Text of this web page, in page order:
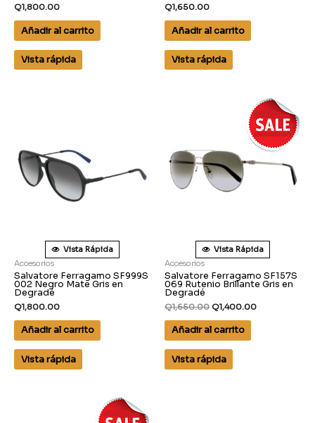
Q1,800.00
Añadir al carrito
Vista rápida
Q1,650.00
Añadir al carrito
Vista rápida
Vista Rápida
Accesorios
Salvatore Ferragamo SF999S
002 Negro Mate Gris en
Degradé
Q1,800.00
Añadir al carrito
Vista rápida
Vista Rápida
Accesorios
Salvatore Ferragamo SF157S
069 Rutenio Brillante Gris en
Degradé
Q1,650.00 Q1,400.00
Añadir al carrito
Vista rápida